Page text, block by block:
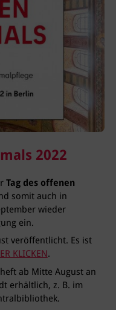
2022
Tag des offenen
somit auch in
wieder
ein.
veröffentlicht. Es ist
KLICKEN.
ab Mitte August an
erhältlich, z. B. im